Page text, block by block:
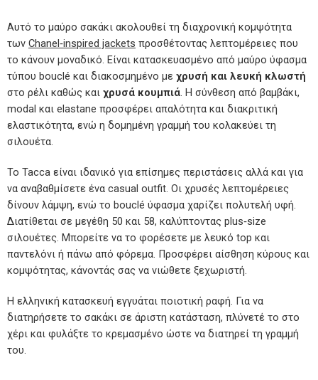
Αυτό το μαύρο σακάκι ακολουθεί τη διαχρονική κομψότητα
των Chanel‑inspired jackets προσθέτοντας λεπτομέρειες που
το κάνουν μοναδικό. Είναι κατασκευασμένο από μαύρο ύφασμα
τύπου bouclé και διακοσμημένο με χρυσή και λευκή κλωστή
στο ρέλι καθώς και χρυσά κουμπιά. Η σύνθεση από βαμβάκι,
modal και elastane προσφέρει απαλότητα και διακριτική
ελαστικότητα, ενώ η δομημένη γραμμή του κολακεύει τη
σιλουέτα.
Το Tacca είναι ιδανικό για επίσημες περιστάσεις αλλά και για
να αναβαθμίσετε ένα casual outfit. Οι χρυσές λεπτομέρειες
δίνουν λάμψη, ενώ το bouclé ύφασμα χαρίζει πολυτελή υφή.
Διατίθεται σε μεγέθη 50 και 58, καλύπτοντας plus‑size
σιλουέτες. Μπορείτε να το φορέσετε με λευκό top και
παντελόνι ή πάνω από φόρεμα. Προσφέρει αίσθηση κύρους και
κομψότητας, κάνοντάς σας να νιώθετε ξεχωριστή.
Η ελληνική κατασκευή εγγυάται ποιοτική ραφή. Για να
διατηρήσετε το σακάκι σε άριστη κατάσταση, πλύνετέ το στο
χέρι και φυλάξτε το κρεμασμένο ώστε να διατηρεί τη γραμμή
του.